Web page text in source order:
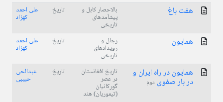
هفت باغ بالاحصار کابل و
پیشآمدهای
تاریخی
تاریخ علی احمد
کهزاد
همایون رجال و
رویدادهای
تاریخی
تاریخ علی احمد
کهزاد
همایون در راه ایران و
در بار صفوی دوم
تاریخ افغانستان
در عصر
گورکانیان
(تیموریان) هند
تاریخ عبدالحی
حبیبی